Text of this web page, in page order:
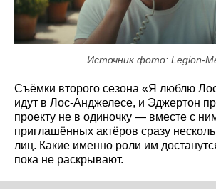
Источник фото: Legion-
Съёмки второго сезона «Я люблю
идут в Лос-Анджелесе, и Эджертон
проекту не в одиночку — вместе с
приглашённых актёров сразу
лиц. Какие именно роли им
пока не раскрывают.